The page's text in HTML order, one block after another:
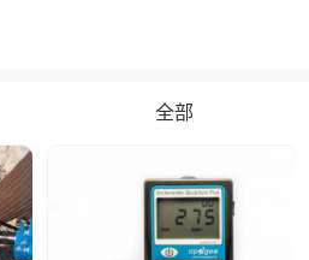
全部